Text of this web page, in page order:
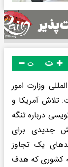
ت
وزارت امور
گفت: تلاش آمریکا و
درباره تنگه
جدیدی برای
یک تجاوز
کشوری که هدف